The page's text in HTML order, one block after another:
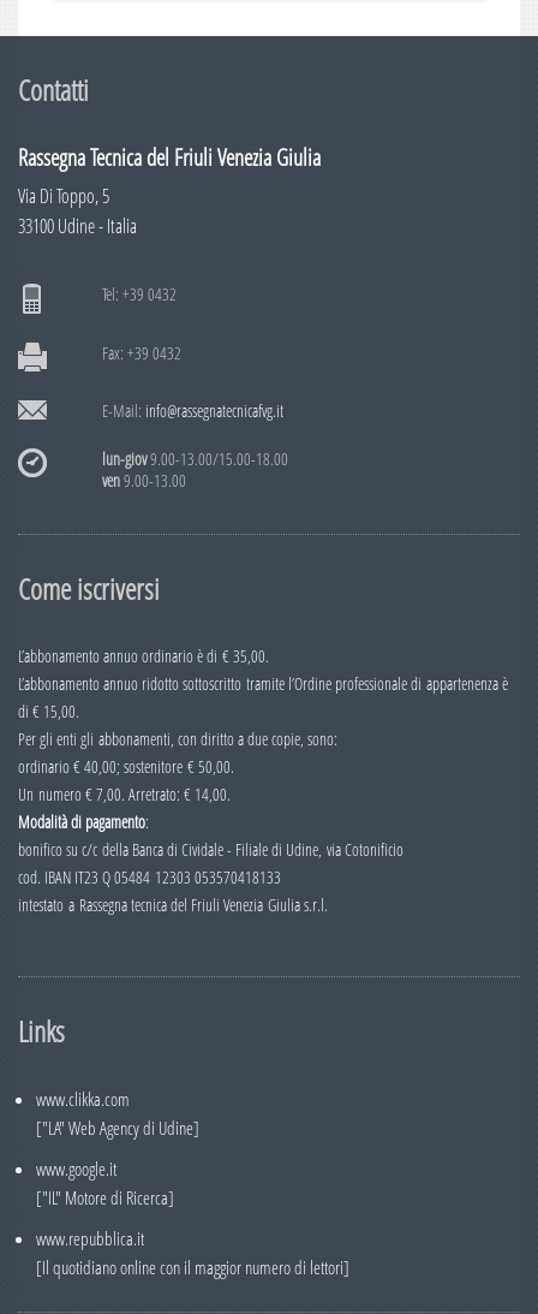
Numero 6
Numero 5
Numero 4
Numero 3
2009
Numero 6
Numero 4
Numero 3
Numero 1
2008
Numero 6
Numero 5
Numero 4
Numero 3
Numero 1
Numero 5
Numero 4
Numero 3
Numero 2
Numero 1
Contatti
Rassegna Tecnica del Friuli Venezia Giulia
Via Di Toppo, 5
33100 Udine - Italia
Tel: +39 0432
Fax: +39 0432
E-Mail: info@rassegnatecnicafvg.it
lun-giov9.00-13.00/15.00-18.00
ven9.00-13.00
Come iscriversi
L’abbonamento annuo ordinario è di € 35,00.
L’abbonamento annuo ridotto sottoscritto tramite l’Ordine professionale di appartenenza è
di € 15,00.
Per gli enti gli abbonamenti, con diritto a due copie, sono:
ordinario € 40,00; sostenitore € 50,00.
Un numero € 7,00. Arretrato: € 14,00.
Modalità di pagamento:
bonifico su c/c della Banca di Cividale - Filiale di Udine, via Cotonificio
cod. IBAN IT23 Q 05484 12303 053570418133
intestato a Rassegna tecnica del Friuli Venezia Giulia s.r.l.
Links
www.clikka.com
["LA" Web Agency di Udine]
www.google.it
["IL" Motore di Ricerca]
www.repubblica.it
[Il quotidiano online con il maggior numero di lettori]